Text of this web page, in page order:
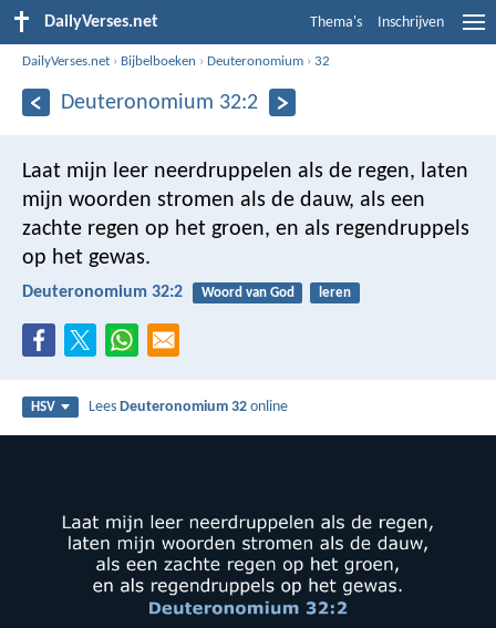
DailyVerses.net Thema's Inschrijven
DailyVerses.net › Bijbelboeken ›Deuteronomium ›32
Deuteronomium 32:2
Laat mijn leer neerdruppelen als de regen, laten
mijn woorden stromen als de dauw, als een
zachte regen op het groen, en als regendruppels
op het gewas.
Deuteronomium 32:2 Woord van God leren
HSV LeesDeuteronomium 32 online